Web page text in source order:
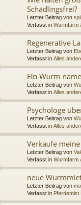
Schädlingsfrei?
Letzter Beitrag von
Verfasst in Wurmfarm
Regenerative
Letzter Beitrag von
Verfasst in Alles
Ein Wurm
Letzter Beitrag von
Verfasst in Alles
Psychologe
Letzter Beitrag von
Verfasst in Alles
Verkaufe
Letzter Beitrag von
Verfasst in Wurmfarm
neue
Letzter Beitrag von
Verfasst in Pferdemist